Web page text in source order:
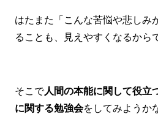
はたまた「こんな苦悩や悲しみ
ることも、見えやすくなるから
そこで人間の本能に関して役立
に関する勉強会をしてみようか